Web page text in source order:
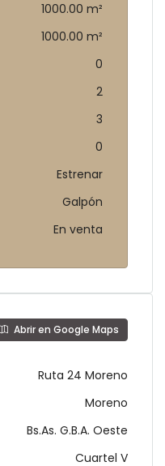
1000.00 m²
1000.00 m²
0
2
3
0
Estrenar
Galpón
En venta
Abrir en Google Maps
Ruta 24 Moreno
Moreno
Bs.As. G.B.A. Oeste
Cuartel V